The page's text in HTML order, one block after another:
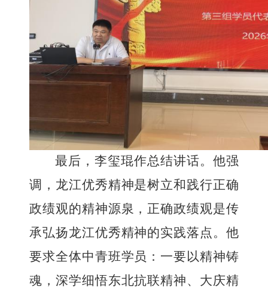
最后， 李玺琨作总结讲话。他强
调， 龙江优秀精神是树立和践行正确
政绩观的精神源泉，正确政绩观是传
承弘扬龙江优秀精神的实践落点 。他
要求全体中青班学员：一要以精神铸
魂，深学细悟东北抗联精神、大庆精